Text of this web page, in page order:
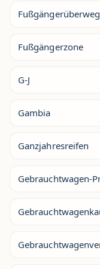
Fußgängerüberweg
Fußgängerzone
G-J
Gambia
Ganzjahresreifen
Gebrauchtwagen-